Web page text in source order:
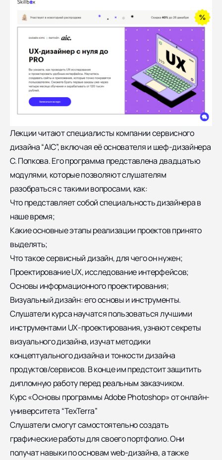
Лекции читают специалисты компании сервисного
дизайна “AIC”, включая её основателя и шеф-дизайнера
С. Попкова. Его программа представлена двадцатью
модулями, которые позволяют слушателям
разобраться с такими вопросами, как:
Что представляет собой специальность дизайнера в
наше время;
Какие основные этапы реализации проектов принято
выделять;
Что такое сервисный дизайн, для чего он нужен;
Проектирование UX, исследование интерфейсов;
Основы информационного проектирования;
Визуальный дизайн: его основы и инструменты.
Слушатели курса научатся пользоваться лучшими
инструментами UX-проектирования, узнают секреты
визуального дизайна, изучат методики
концептуального дизайна и тонкости дизайна
продуктов/сервисов. В конце им предстоит защитить
дипломную работу перед реальным заказчиком.
Курс «Основы программы Adobe Photoshop» от онлайн-
университета “TexTerra”
Слушатели смогут самостоятельно создать
графические работы для своего портфолио. Они
получат навыки по основам web-дизайна, а также